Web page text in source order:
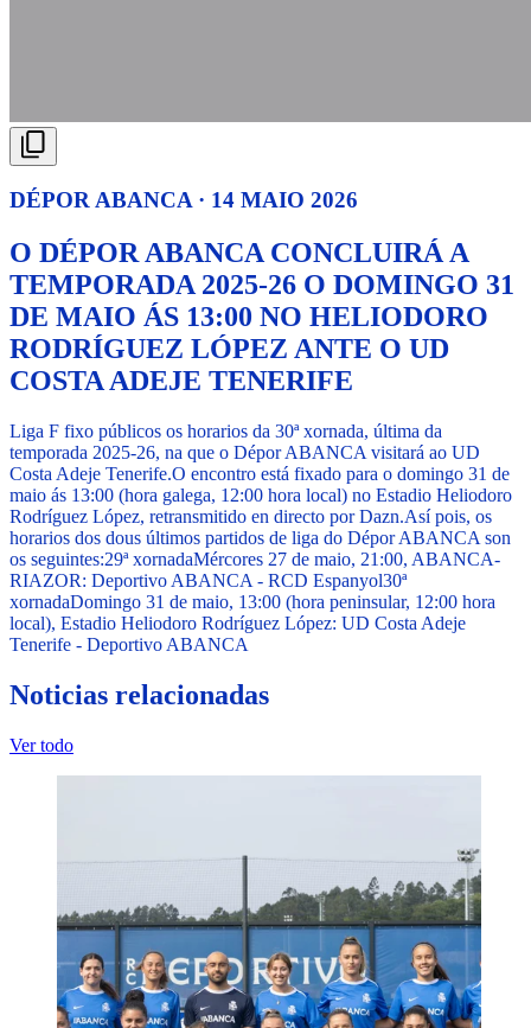
DÉPOR ABANCA · 14 MAIO 2026
O DÉPOR ABANCA CONCLUIRÁ A
TEMPORADA 2025-26 O DOMINGO 31
DE MAIO ÁS 13:00 NO HELIODORO
RODRÍGUEZ LÓPEZ ANTE O UD
COSTA ADEJE TENERIFE
Liga F fixo públicos os horarios da 30ª xornada, última da
temporada 2025-26, na que o Dépor ABANCA visitará ao UD
Costa Adeje Tenerife.O encontro está fixado para o domingo 31 de
maio ás 13:00 (hora galega, 12:00 hora local) no Estadio Heliodoro
Rodríguez López, retransmitido en directo por Dazn.Así pois, os
horarios dos dous últimos partidos de liga do Dépor ABANCA son
os seguintes:29ª xornadaMércores 27 de maio, 21:00, ABANCA-
RIAZOR: Deportivo ABANCA - RCD Espanyol30ª
xornadaDomingo 31 de maio, 13:00 (hora peninsular, 12:00 hora
local), Estadio Heliodoro Rodríguez López: UD Costa Adeje
Tenerife - Deportivo ABANCA
Noticias relacionadas
Ver todo